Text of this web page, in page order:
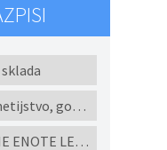
Razpisi ministrstva za kmetijstvo, gozdarstvo in prehrano
OGLASNA DESKA UPRAVNE ENOTE LENART